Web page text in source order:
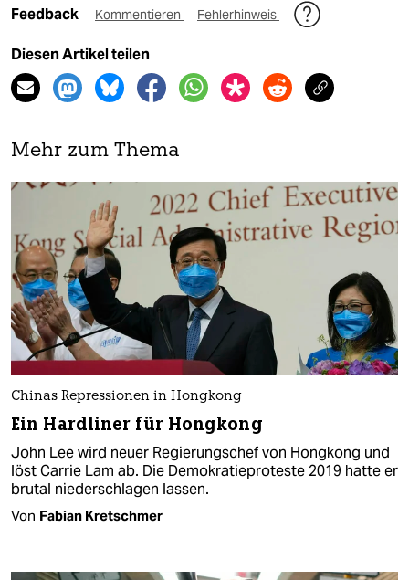
Feedback Kommentieren Fehlerhinweis
Diesen Artikel teilen
Mehr zum Thema
Chinas Repressionen in Hongkong
Ein Hardliner für Hongkong
John Lee wird neuer Regierungschef von Hongkong und
löst Carrie Lam ab. Die Demokratieproteste 2019 hatte er
brutal niederschlagen lassen.
Von Fabian Kretschmer